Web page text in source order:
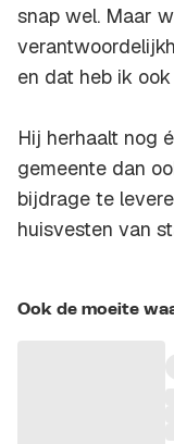
snap wel. Maar
en dat heb ik
Hij herhaalt nog
gemeente dan
bijdrage te
huisvesten van
Ook de moeite